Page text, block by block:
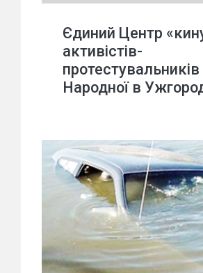
Єдиний Центр
активістів-
Народної в